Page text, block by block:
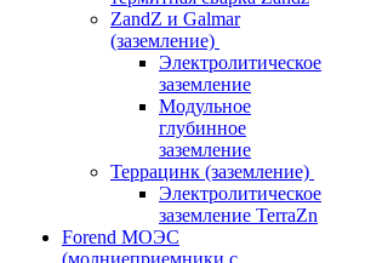
ZandZ и Galmar
(заземление)
Электролитическое
заземление
Модульное
глубинное
заземление
Террацинк (заземление)
Электролитическое
заземление TerraZn
Forend МОЭС
(молниеприемники с